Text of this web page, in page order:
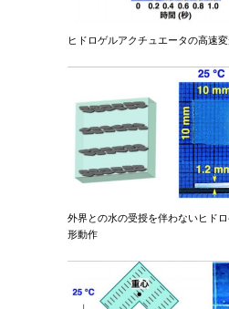
ヒドロゲルアクチュエータの高速
外界との水の受授を伴わないヒド
形動作